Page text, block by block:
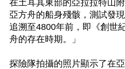
在土耳其東部的亞拉拉特山
亞方舟的船身殘骸，測試發
追溯至4800年前，即《創世
舟的存在時期。」
探險隊拍攝的照片顯示了在